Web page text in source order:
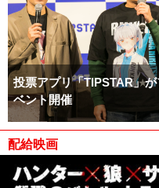
投票アプリ「TIPSTAR」
ベント開催
配給映画